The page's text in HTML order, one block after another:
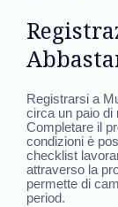
Registrarsi a
circa un paio di
Completare il
condizioni è
checklist
attraverso la
permette di
period.